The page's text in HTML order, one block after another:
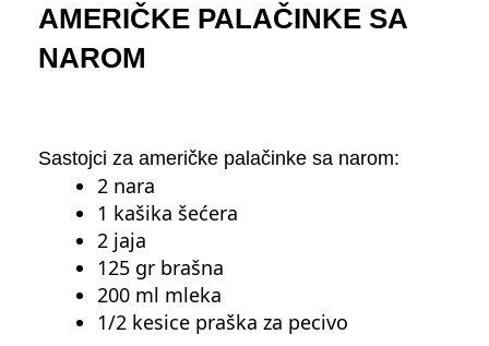
AMERIČKE PALAČINKE SA
NAROM
Sastojci za američke palačinke sa narom:
2 nara
1 kašika šećera
2 jaja
125 gr brašna
200 ml mleka
1/2 kesice praška za pecivo